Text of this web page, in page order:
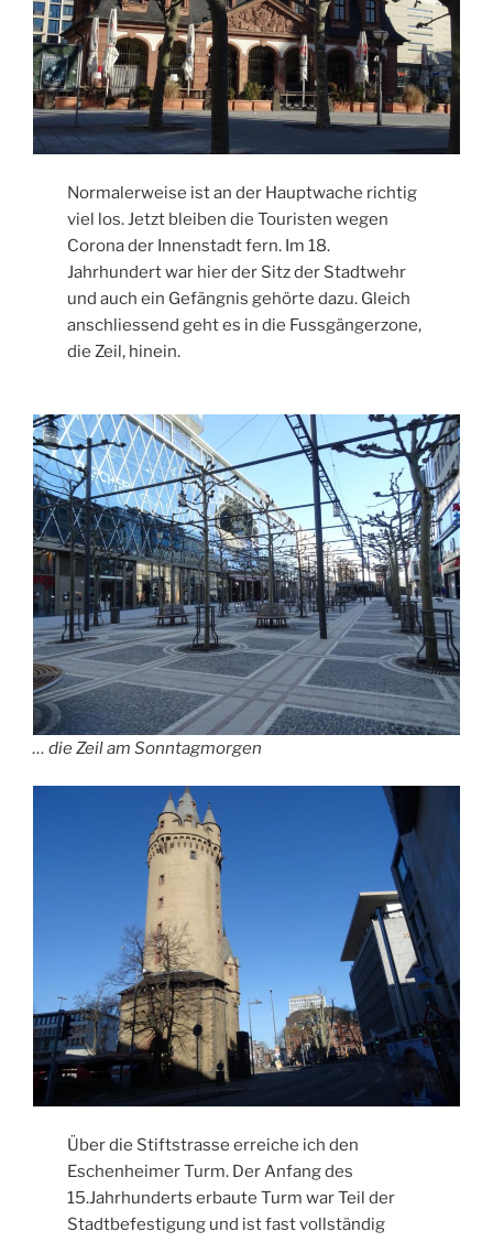
Normalerweise ist an der Hauptwache richtig
viel los. Jetzt bleiben die Touristen wegen
Corona der Innenstadt fern. Im 18.
Jahrhundert war hier der Sitz der Stadtwehr
und auch ein Gefängnis gehörte dazu. Gleich
anschliessend geht es in die Fussgängerzone,
die Zeil, hinein.
… die Zeil am Sonntagmorgen
Über die Stiftstrasse erreiche ich den
Eschenheimer Turm. Der Anfang des
15.Jahrhunderts erbaute Turm war Teil der
Stadtbefestigung und ist fast vollständig